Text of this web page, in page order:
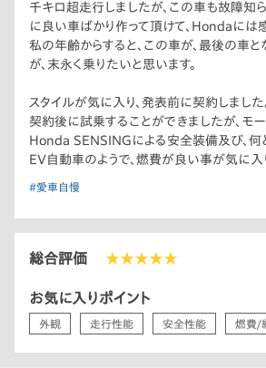
千キロ超走行しましたが、この車も故障知
に良い車ばかり作って頂けて、Hondaには
私の年齢からすると、この車が、最後の車
が、末永く乗りたいと思います。
スタイルが気に入り、発表前に契約しました
契約後に試乗することができましたが、モー
Honda SENSINGによる安全装備及び、何
EV自動車のようで、燃費が良い事が気に入
#愛車自慢
総合評価 ★★★★★
お気に入りポイント
外観 走行性能 安全性能 燃費/